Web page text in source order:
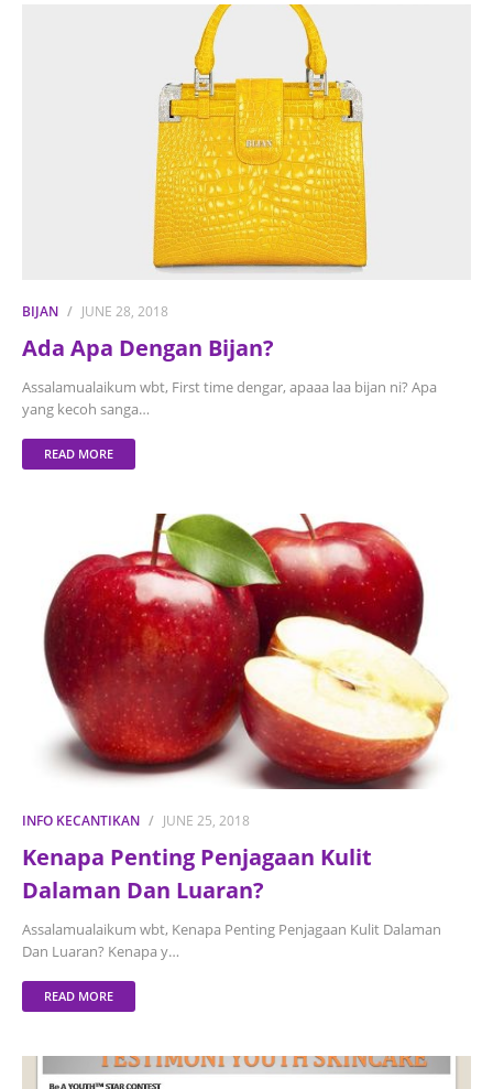
BIJAN JUNE 28, 2018
Ada Apa Dengan Bijan?
Assalamualaikum wbt, First time dengar, apaaa laa bijan ni? Apa
yang kecoh sanga…
READ MORE
INFO KECANTIKAN JUNE 25, 2018
Kenapa Penting Penjagaan Kulit
Dalaman Dan Luaran?
Assalamualaikum wbt, Kenapa Penting Penjagaan Kulit Dalaman
Dan Luaran? Kenapa y…
READ MORE